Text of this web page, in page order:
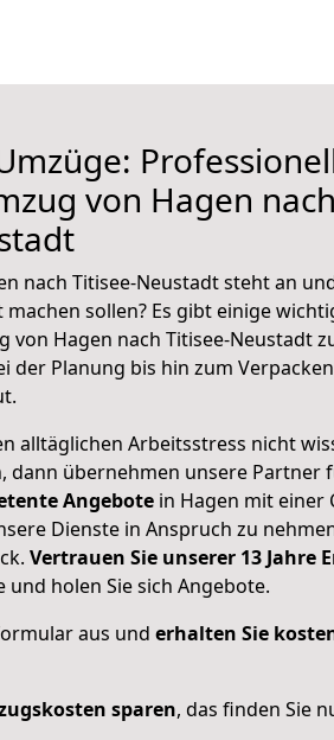
von Hagen nach
nach Titisee-Neustadt steht an
machen sollen? Es gibt einige
von Hagen nach Titisee-Neustadt
der Planung bis hin zum
alltäglichen Arbeitsstress nicht
dann übernehmen unsere Partner
Angebote in Hagen mit einer
Dienste in Anspruch zu
Vertrauen Sie unserer 13 Jahre
holen Sie sich Angebote.
aus und erhalten Sie
sparen, das finden Sie